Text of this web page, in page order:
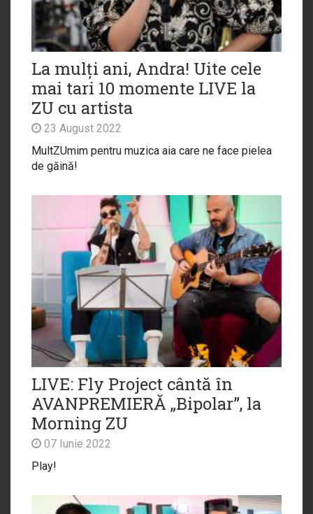
La mulți ani, Andra! Uite cele
mai tari 10 momente LIVE la
ZU cu artista
23 August 2022
MultZUmim pentru muzica aia care ne face pielea
de găină!
LIVE: Fly Project cântă în
AVANPREMIERĂ „Bipolar”, la
Morning ZU
07 Iunie 2022
Play!